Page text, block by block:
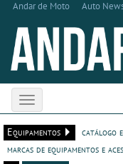
Andar de Moto Auto
Toggle
navigation
Equipamentos
catálogo
marcas de equipamentos e